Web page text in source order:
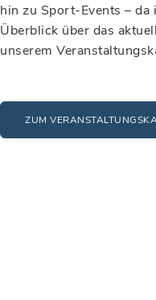
hin zu Sport-Events – da
Überblick über das
unserem
ZUM